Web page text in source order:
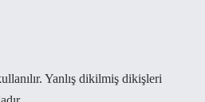
Yanlış dikilmiş dikişleri